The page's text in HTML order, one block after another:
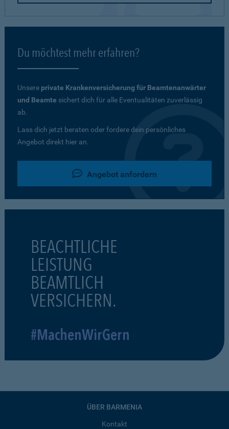
Du möchtest mehr erfahren?
Unsere private Krankenversicherung für Beamtenanwärter
und Beamte sichert dich für alle Eventualitäten zuverlässig
ab.
Lass dich jetzt beraten oder fordere dein persönliches
Angebot direkt hier an.
Angebot anfordern
BEACHTLICHE
LEISTUNG
BEAMTLICH
VERSICHERN.
#MachenWirGern
ÜBER BARMENIA
Kontakt